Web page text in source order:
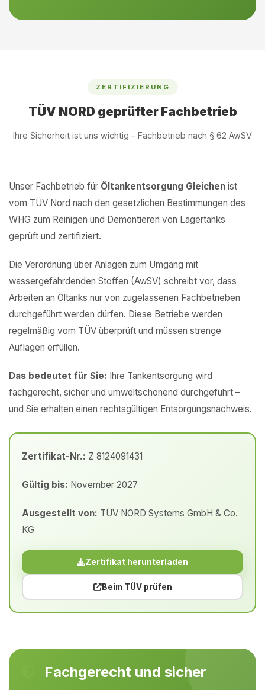
ZERTIFIZIERUNG
TÜV NORD geprüfter Fachbetrieb
Ihre Sicherheit ist uns wichtig – Fachbetrieb nach § 62 AwSV
Unser Fachbetrieb für Öltankentsorgung Gleichen ist
vom TÜV Nord nach den gesetzlichen Bestimmungen des
WHG zum Reinigen und Demontieren von Lagertanks
geprüft und zertifiziert.
Die Verordnung über Anlagen zum Umgang mit
wassergefährdenden Stoffen (AwSV) schreibt vor, dass
Arbeiten an Öltanks nur von zugelassenen Fachbetrieben
durchgeführt werden dürfen. Diese Betriebe werden
regelmäßig vom TÜV überprüft und müssen strenge
Auflagen erfüllen.
Das bedeutet für Sie: Ihre Tankentsorgung wird
fachgerecht, sicher und umweltschonend durchgeführt –
und Sie erhalten einen rechtsgültigen Entsorgungsnachweis.
Zertifikat-Nr.: Z 8124091431
Gültig bis: November 2027
Ausgestellt von: TÜV NORD Systems GmbH & Co.
KG
Zertifikat herunterladen
Beim TÜV prüfen
Fachgerecht und sicher